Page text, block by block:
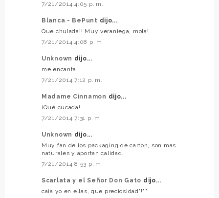
7/21/2014 4:05 p. m.
Blanca - BePunt dijo...
Que chulada!! Muy veraniega, mola!
7/21/2014 4:08 p. m.
Unknown dijo...
me encanta!
7/21/2014 7:12 p. m.
Madame Cinnamon dijo...
¡Qué cucada!
7/21/2014 7:31 p. m.
Unknown dijo...
Muy fan de los packaging de carton, son mas
naturales y aportan calidad.
7/21/2014 8:53 p. m.
Scarlata y el Señor Don Gato dijo...
caia yo en ellas, que preciosidad"!""